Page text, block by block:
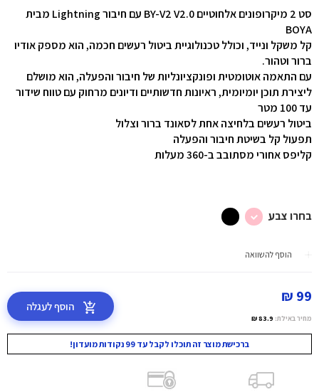
סט 2 מיקרופונים אלחוטיים BY-V2 V2.0 עם חיבור Lightning מבית
BOYA
קל משקל ונייד, וכולל טכנולוגיית ביטול רעשים חכמה, הוא מספק אודיו
ברור וטהור.
עם התאמה אוטומטית ופונקציונליות של חיבור והפעלה, הוא מושלם
ליצירת תוכן יומיומית, ראיונות חדשותיים ודיונים מרחוק עםטווח שידור
עד 100 מטר
ביטול רעשים בלחיצה אחת לסאונד ברור וצלול
תפעול קל בשיטת חיבור והפעלה
קליפס אחורי מסתובב ב-360 מעלות
בחרו צבע
הוסף להשוואה
99 ₪
מחיר באילת: 83.9 ₪
הוסף לעגלה
ברכישת מוצר זה תוכלו לקבל עד 99 נקודות מועדון!